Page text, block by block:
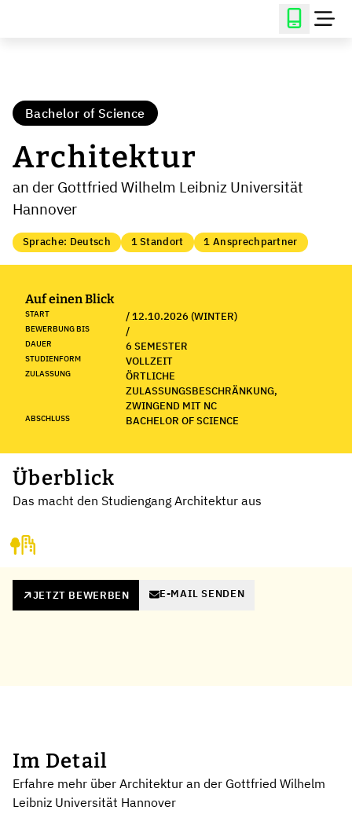
Bachelor of Science
Architektur
an der Gottfried Wilhelm Leibniz Universität
Hannover
Sprache: Deutsch 1 Standort 1 Ansprechpartner
Auf einen Blick
START / 12.10.2026 (WINTER)
BEWERBUNG BIS /
DAUER 6 SEMESTER
STUDIENFORM VOLLZEIT
ZULASSUNG
ÖRTLICHE
ZULASSUNGSBESCHRÄNKUNG,
ZWINGEND MIT NC
ABSCHLUSS BACHELOR OF SCIENCE
Überblick
Das macht den Studiengang Architektur aus
JETZT BEWERBEN E-MAIL SENDEN
Im Detail
Erfahre mehr über Architektur an der Gottfried Wilhelm
Leibniz Universität Hannover